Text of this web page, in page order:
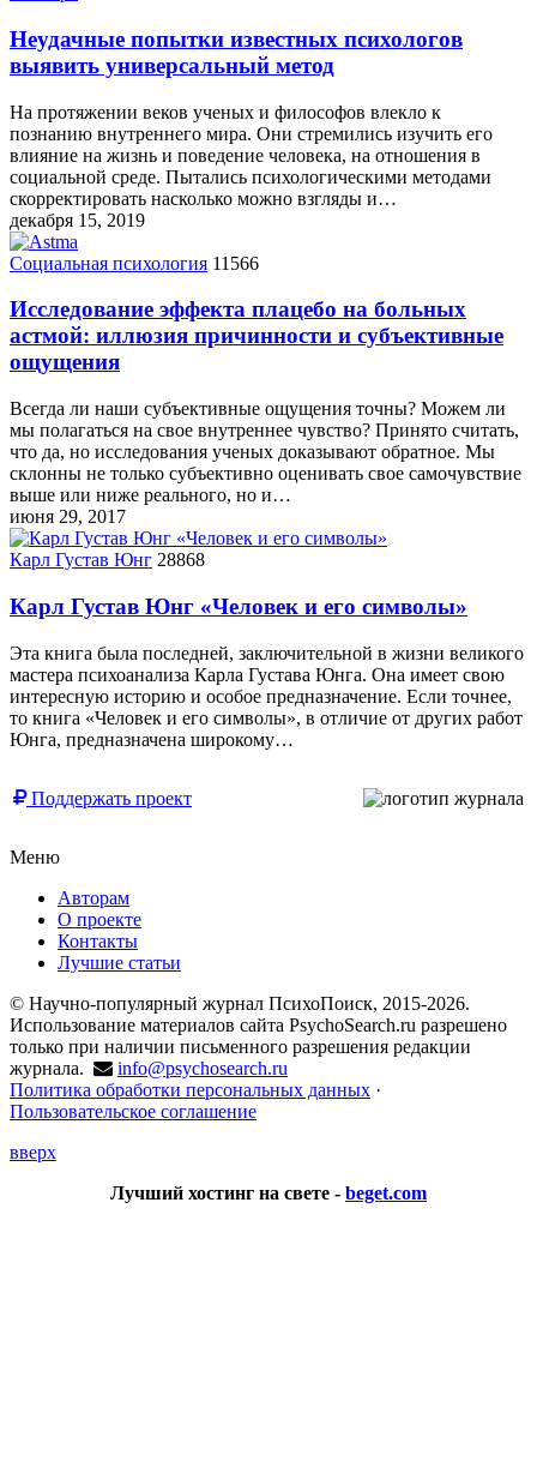
Неудачные попытки известных психологов
выявить универсальный метод
На протяжении веков ученых и философов влекло к
познанию внутреннего мира. Они стремились изучить его
влияние на жизнь и поведение человека, на отношения в
социальной среде. Пытались психологическими методами
скорректировать насколько можно взгляды и…
декабря 15, 2019
Социальная психология 11566
Исследование эффекта плацебо на больных
астмой: иллюзия причинности и субъективные
ощущения
Всегда ли наши субъективные ощущения точны? Можем ли
мы полагаться на свое внутреннее чувство? Принято считать,
что да, но исследования ученых доказывают обратное. Мы
склонны не только субъективно оценивать свое самочувствие
выше или ниже реального, но и…
июня 29, 2017
Карл Густав Юнг 28868
Карл Густав Юнг «Человек и его символы»
Эта книга была последней, заключительной в жизни великого
мастера психоанализа Карла Густава Юнга. Она имеет свою
интересную историю и особое предназначение. Если точнее,
то книга «Человек и его символы», в отличие от других работ
Юнга, предназначена широкому…
Поддержать проект
Меню
Авторам
О проекте
Контакты
Лучшие статьи
© Научно-популярный журнал ПсихоПоиск, 2015-2026.
Использование материалов сайта PsychoSearch.ru разрешено
только при наличии письменного разрешения редакции
журнала.
info@psychosearch.ru
Политика обработки персональных данных ·
Пользовательское соглашение
вверх
Лучший хостинг на свете - beget.com